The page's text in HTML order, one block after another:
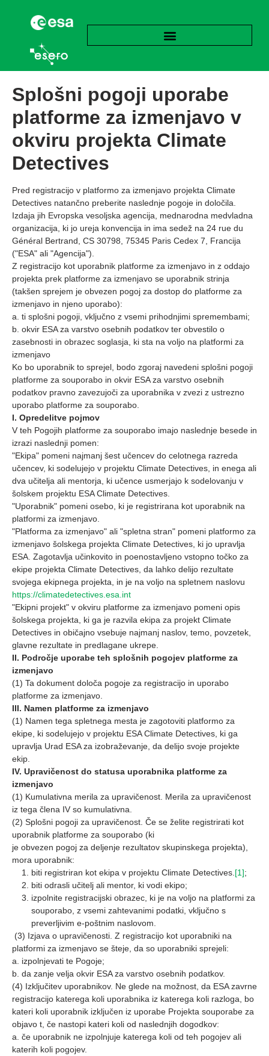
Splošni pogoji uporabe
platforme za izmenjavo v
okviru projekta Climate
Detectives
Pred registracijo v platformo za izmenjavo projekta Climate
Detectives natančno preberite naslednje pogoje in določila.
Izdaja jih Evropska vesoljska agencija, mednarodna medvladna
organizacija, ki jo ureja konvencija in ima sedež na 24 rue du
Général Bertrand, CS 30798, 75345 Paris Cedex 7, Francija
("ESA" ali "Agencija").
Z registracijo kot uporabnik platforme za izmenjavo in z oddajo
projekta prek platforme za izmenjavo se uporabnik strinja
(takšen sprejem je obvezen pogoj za dostop do platforme za
izmenjavo in njeno uporabo):
a. ti splošni pogoji, vključno z vsemi prihodnjimi spremembami;
b. okvir ESA za varstvo osebnih podatkov ter obvestilo o
zasebnosti in obrazec soglasja, ki sta na voljo na platformi za
izmenjavo
Ko bo uporabnik to sprejel, bodo zgoraj navedeni splošni pogoji
platforme za souporabo in okvir ESA za varstvo osebnih
podatkov pravno zavezujoči za uporabnika v zvezi z ustrezno
uporabo platforme za souporabo.
I. Opredelitve pojmov
V teh Pogojih platforme za souporabo imajo naslednje besede in
izrazi naslednji pomen:
"Ekipa" pomeni najmanj šest učencev do celotnega razreda
učencev, ki sodelujejo v projektu Climate Detectives, in enega ali
dva učitelja ali mentorja, ki učence usmerjajo k sodelovanju v
šolskem projektu ESA Climate Detectives.
"Uporabnik" pomeni osebo, ki je registrirana kot uporabnik na
platformi za izmenjavo.
"Platforma za izmenjavo" ali "spletna stran" pomeni platformo za
izmenjavo šolskega projekta Climate Detectives, ki jo upravlja
ESA. Zagotavlja učinkovito in poenostavljeno vstopno točko za
ekipe projekta Climate Detectives, da lahko delijo rezultate
svojega ekipnega projekta, in je na voljo na spletnem naslovu
https://climatedetectives.esa.int
"Ekipni projekt" v okviru platforme za izmenjavo pomeni opis
šolskega projekta, ki ga je razvila ekipa za projekt Climate
Detectives in običajno vsebuje najmanj naslov, temo, povzetek,
glavne rezultate in predlagane ukrepe.
II. Področje uporabe teh splošnih pogojev platforme za
izmenjavo
(1) Ta dokument določa pogoje za registracijo in uporabo
platforme za izmenjavo.
III. Namen platforme za izmenjavo
(1) Namen tega spletnega mesta je zagotoviti platformo za
ekipe, ki sodelujejo v projektu ESA Climate Detectives, ki ga
upravlja Urad ESA za izobraževanje, da delijo svoje projekte
ekip.
IV. Upravičenost do statusa uporabnika platforme za
izmenjavo
(1) Kumulativna merila za upravičenost. Merila za upravičenost
iz tega člena IV so kumulativna.
(2) Splošni pogoji za upravičenost. Če se želite registrirati kot
uporabnik platforme za souporabo (ki
je obvezen pogoj za deljenje rezultatov skupinskega projekta),
mora uporabnik:
biti registriran kot ekipa v projektu Climate Detectives. [1];
biti odrasli učitelj ali mentor, ki vodi ekipo;
izpolnite registracijski obrazec, ki je na voljo na platformi za
souporabo, z vsemi zahtevanimi podatki, vključno s
preverljivim e-poštnim naslovom.
(3) Izjava o upravičenosti. Z registracijo kot uporabniki na
platformi za izmenjavo se šteje, da so uporabniki sprejeli:
a. izpolnjevati te Pogoje;
b. da zanje velja okvir ESA za varstvo osebnih podatkov.
(4) Izključitev uporabnikov. Ne glede na možnost, da ESA zavrne
registracijo katerega koli uporabnika iz katerega koli razloga, bo
kateri koli uporabnik izključen iz uporabe Projekta souporabe za
objavo t, če nastopi kateri koli od naslednjih dogodkov:
a. če uporabnik ne izpolnjuje katerega koli od teh pogojev ali
katerih koli pogojev.